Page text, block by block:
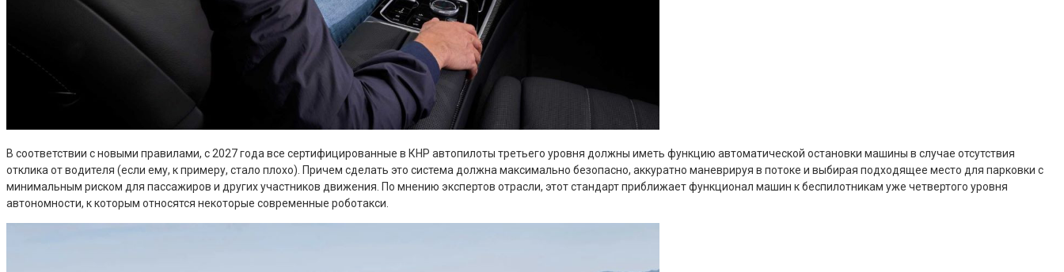
В соответствии с новыми правилами, с 2027 года все сертифицированные в КНР автопилоты третьего уровня должны иметь функцию автоматической остановки машины в случае отсутствия
отклика от водителя (если ему, к примеру, стало плохо). Причем сделать это система должна максимально безопасно, аккуратно маневрируя в потоке и выбирая подходящее место для парковки с
минимальным риском для пассажиров и других участников движения. По мнению экспертов отрасли, этот стандарт приближает функционал машин к беспилотникам уже четвертого уровня
автономности, к которым относятся некоторые современные роботакси.